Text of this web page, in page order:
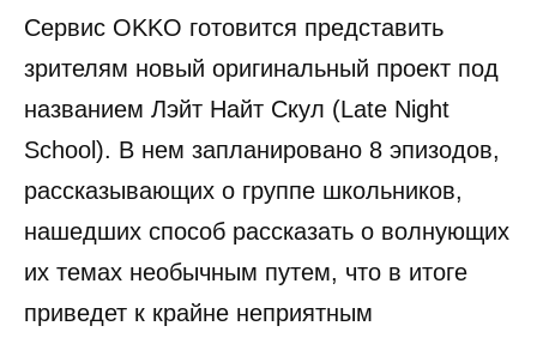
Сервис OKKO готовится представить
зрителям новый оригинальный проект под
названием Лэйт Найт Скул (Late Night
School). В нем запланировано 8 эпизодов,
рассказывающих о группе школьников,
нашедших способ рассказать о волнующих
их темах необычным путем, что в итоге
приведет к крайне неприятным